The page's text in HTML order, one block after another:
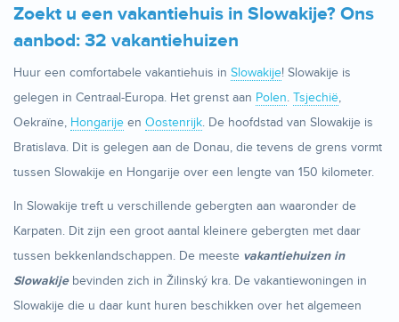
Zoekt u een vakantiehuis in Slowakije? Ons
aanbod: 32 vakantiehuizen
Huur een comfortabele vakantiehuis in Slowakije! Slowakije is
gelegen in Centraal-Europa. Het grenst aan Polen. Tsjechië,
Oekraïne, Hongarije en Oostenrijk. De hoofdstad van Slowakije is
Bratislava. Dit is gelegen aan de Donau, die tevens de grens vormt
tussen Slowakije en Hongarije over een lengte van 150 kilometer.
In Slowakije treft u verschillende gebergten aan waaronder de
Karpaten. Dit zijn een groot aantal kleinere gebergten met daar
tussen bekkenlandschappen. De meeste vakantiehuizen in
Slowakijebevinden zich in Žilinský kra. De vakantiewoningen in
Slowakije die u daar kunt huren beschikken over het algemeen